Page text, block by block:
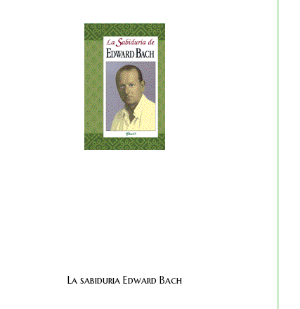
La sabiduria Edward Bach